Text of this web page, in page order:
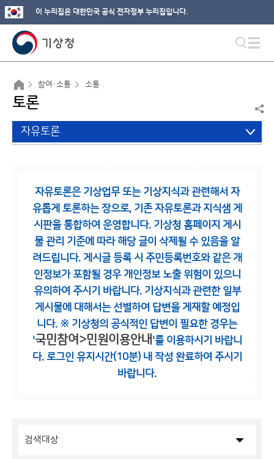
이 누리집은 대한민국 공식 전자정부 누리집입니다.
참여·소통 소통
토론
자유토론
자유토론은 기상업무 또는 기상지식과 관련해서 자
유롭게 토론하는 장으로, 기존 자유토론과 지식샘 게
시판을 통합하여 운영합니다. 기상청 홈페이지 게시
물 관리 기준에 따라 해당 글이 삭제될 수 있음을 알
려드립니다. 게시글 등록 시 주민등록번호와 같은 개
인정보가 포함될 경우 개인정보 노출 위험이 있으니
유의하여 주시기 바랍니다. 기상지식과 관련한 일부
게시물에 대해서는 선별하여 답변을 게재할 예정입
니다. ※ 기상청의 공식적인 답변이 필요한 경우는
'국민참여>민원이용안내 '를 이용하시기 바랍니
다. 로그인 유지시간(10분) 내 작성 완료하여 주시기
바랍니다.